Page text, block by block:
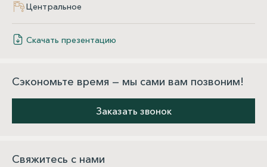
Центральное
Скачать презентацию
Сэкономьте время — мы сами вам позвоним!
Заказать звонок
Свяжитесь с нами